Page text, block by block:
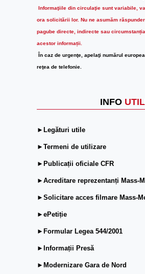
Informaţiile din circulaţie sunt variabile,
ora solicitării lor. Nu ne asumăm
pagube directe, indirecte sau
acestor informații.
În caz de urgenţe, apelaţi numărul
reţea de telefonie.
INFO
►Legături utile
►Termeni de utilizare
►Publicații oficiale CFR
►Acreditare reprezentanți Mass-
►Solicitare acces filmare Mass-
►ePetiție
►Formular Legea 544/2001
►Informații Presă
►Modernizare Gara de Nord